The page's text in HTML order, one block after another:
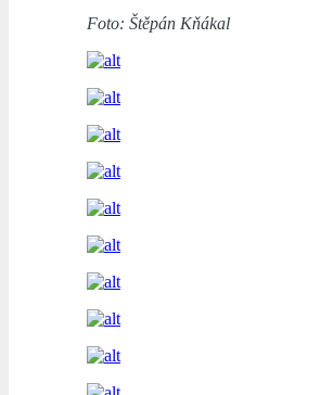
Foto: Štěpán Kňákal